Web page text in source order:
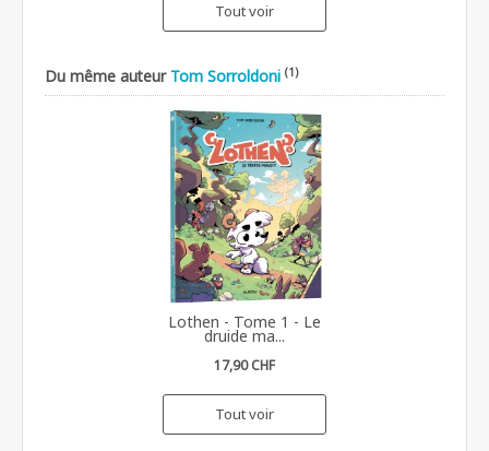
Tout voir
Du même auteur Tom Sorroldoni (1)
Lothen - Tome 1 - Le
druide ma...
17,90 CHF
Tout voir